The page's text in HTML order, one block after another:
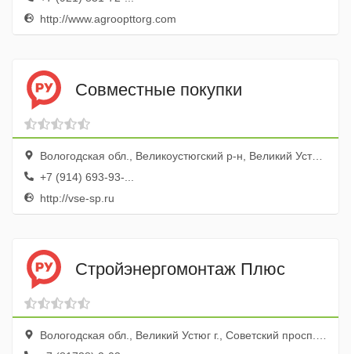
http://www.agroopttorg.com
Совместные покупки
Вологодская обл., Великоустюгский р-н, Великий Устюг, ул. Молодежная, 8
+7 (914) 693-93-...
http://vse-sp.ru
Стройэнергомонтаж Плюс
Вологодская обл., Великий Устюг г., Советский просп., 271